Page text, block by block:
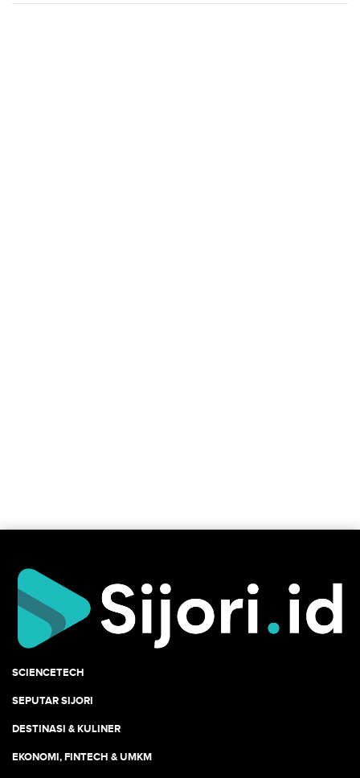
SCIENCETECH
SEPUTAR SIJORI
DESTINASI & KULINER
EKONOMI, FINTECH & UMKM